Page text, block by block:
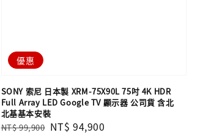
優惠
SONY 索尼 日本製 XRM-75X90L 75吋 4K HDR
Full Array LED Google TV 顯示器 公司貨 含北
北基基本安裝
Regular
NT$ 99,900 Sale
NT$ 94,900